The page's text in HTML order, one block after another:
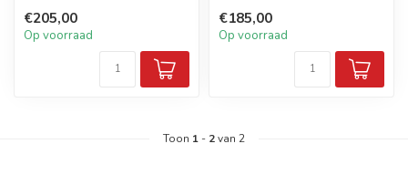
€205,00
Op voorraad
€185,00
Op voorraad
Toon 1 - 2van 2